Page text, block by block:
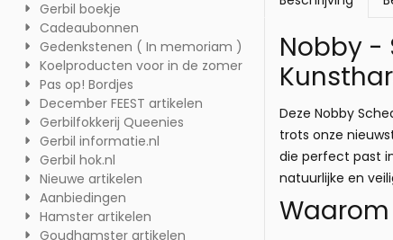
Gerbil boekje
Cadeaubonnen
Gedenkstenen ( In memoriam )
Koelproducten voor in de zomer
Pas op! Bordjes
December FEEST artikelen
Gerbilfokkerij Queenies
Gerbil informatie.nl
Gerbil hok.nl
Nieuwe artikelen
Aanbiedingen
Hamster artikelen
Goudhamster artikelen
Nobby -
Deze Nobby
trots onze
die perfect past
natuurlijke en
Waarom